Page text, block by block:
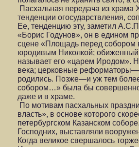
Пасхальная передача из храма
тенденции огосударствления,
Ее, тенденцию эту, заметил
«Борис Годунов», он в едином
сцене «Площадь перед собором
юродивым Николкой;
называет его «царем Иродом».
века; церковные
родились. Позже—и уж тем
собором…» была бы
даже и в храме.
По мотивам пасхальных
власть», в основе которого
петербургском Казанском
Господних, выставляли
Когда великое свершалось